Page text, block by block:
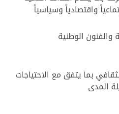
واقتصادياً وسياسياً
والفنون الوطنية
بما يتفق مع الاحتياجات
المدى